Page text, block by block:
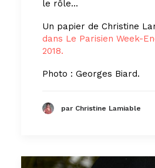
le rôle...
Un papier de Christine
dans Le Parisien Week-
2018.
Photo : Georges Biard.
par Christine Lamiable